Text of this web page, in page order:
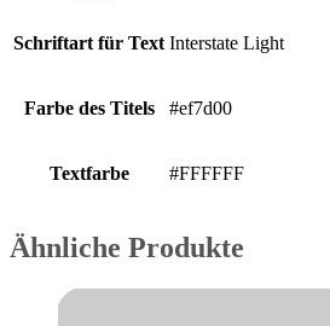
Schriftart für Text Interstate Light
Farbe des Titels #ef7d00
Textfarbe #FFFFFF
Ähnliche Produkte